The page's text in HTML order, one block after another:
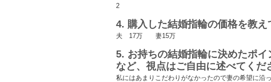
2
4. 購入した結婚指輪の価格を教え
夫 17万 妻15万
5. お持ちの結婚指輪に決めたポ
など、視点はご自由に述べてくだ
私にはあまりこだわりがなかったので妻の希望に沿